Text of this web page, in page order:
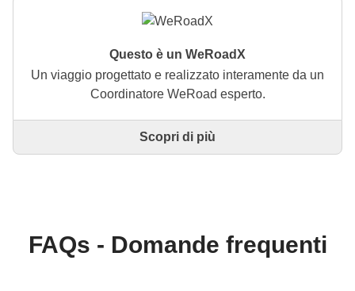
Questo è un WeRoadX
Un viaggio progettato e realizzato interamente da un
Coordinatore WeRoad esperto.
Questo è un viaggio progettato e realizzato
WeRoad potrai prenotare il viaggio e gestirlo nella
tua area personale, come qualsiasi altro WeRoad.
Scopri di più
FAQs - Domande frequenti